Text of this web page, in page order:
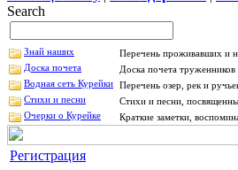
Search
Знай наших
Перечень проживавших и
Доска почета
Доска почета
Водная сеть Курейки Перечень озер, рек и
Стихи и песни
Стихи и песни,
Очерки о Курейке
Краткие заметки,
Регистрация